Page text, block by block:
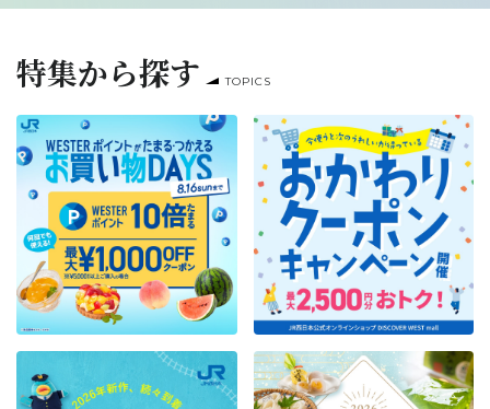
特集から探す TOPICS